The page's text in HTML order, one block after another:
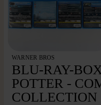
WARNER BROS
BLU-RAY-
POTTER -
COLLECTION